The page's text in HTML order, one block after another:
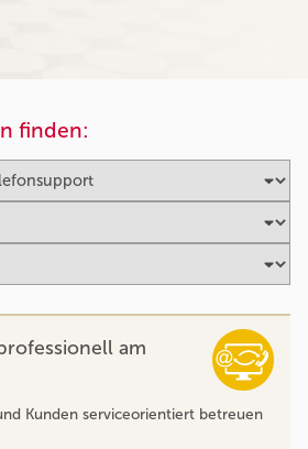
finden:
am
Kunden serviceorientiert betreuen